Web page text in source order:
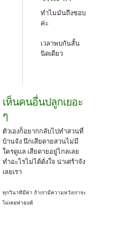
ทำไมมันถึงชอบ
ค่ะ
เวลาพบกันสั้น
นิดเดียว
เห็นคนอื่นปลูกเยอะ
ๆ
ตัวเองก็อยากกลับไปทำสวนที่
บ้านจัง นึกเสียดายสวนไม่มี
ใครดูแล เสียดายอยู่ไกลเลย
ทำอะไรไม่ได้ดั่งใจ น่าเศร้าจัง
เลยเรา
ทุกวินาทีมีค่า ถ้าเรามีความหวังเราจะ
ไม่เคยพ่ายแพ้